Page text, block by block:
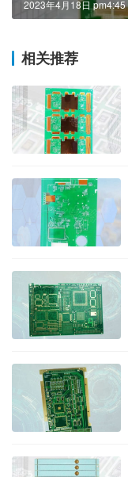
2023年4月18日 pm4:45
相关推荐